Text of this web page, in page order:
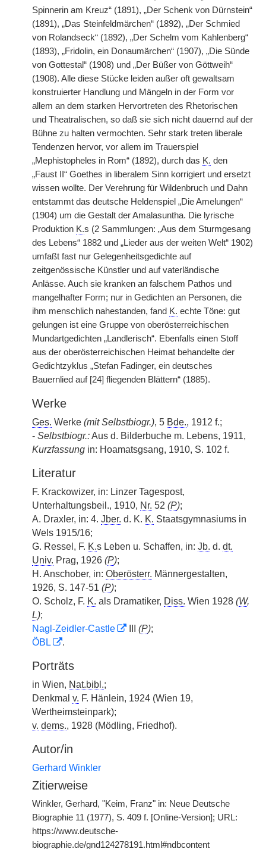
Spinnerin am Kreuz“ (1891), „Der Schenk von Dürnstein“
(1891), „Das Steinfeldmärchen“ (1892), „Der Schmied
von Rolandseck“ (1892), „Der Schelm vom Kahlenberg“
(1893), „Fridolin, ein Donaumärchen“ (1907), „Die Sünde
von Gottestal“ (1908) und „Der Büßer von Göttweih“
(1908). Alle diese Stücke leiden außer oft gewaltsam
konstruierter Handlung und Mängeln in der Form vor
allem an dem starken Hervortreten des Rhetorischen
und Theatralischen, so daß sie sich nicht dauernd auf der
Bühne zu halten vermochten. Sehr stark treten liberale
Tendenzen hervor, vor allem im Trauerspiel
„Mephistopheles in Rom“ (1892), durch das K. den
„Faust II“ Goethes in liberalem Sinn korrigiert und ersetzt
wissen wollte. Der Verehrung für Wildenbruch und Dahn
entstammt das deutsche Heldenspiel „Die Amelungen“
(1904) um die Gestalt der Amalasuntha. Die lyrische
Produktion K.s (2 Sammlungen: „Aus dem Sturmgesang
des Lebens“ 1882 und „Lieder aus der weiten Welt“ 1902)
umfaßt fast nur Gelegenheitsgedichte auf
zeitgenössische Künstler und auf vaterländische
Anlässe. Auch sie kranken an falschem Pathos und
mangelhafter Form; nur in Gedichten an Personen, die
ihm menschlich nahestanden, fand K. echte Töne: gut
gelungen ist eine Gruppe von oberösterreichischen
Mundartgedichten „Landlerisch“. Ebenfalls einen Stoff
aus der oberösterreichischen Heimat behandelte der
Gedichtzyklus „Stefan Fadinger, ein deutsches
Bauernlied auf [24] fliegenden Blättern“ (1885).
Werke
Ges. Werke (mit Selbstbiogr.), 5 Bde., 1912 f.;
- Selbstbiogr.:Aus d. Bilderbuche m. Lebens, 1911,
Kurzfassung in: Hoamatsgsang, 1910, S. 102 f.
Literatur
F. Krackowizer, in: Linzer Tagespost,
Unterhaltungsbeil., 1910, Nr. 52 (P);
A. Draxler, in: 4. Jber. d. K. K. Staatsgymnasiums in
Wels 1915/16;
G. Ressel, F. K.s Leben u. Schaffen, in: Jb. d. dt.
Univ. Prag, 1926 (P);
H. Anschober, in: Oberösterr. Männergestalten,
1926, S. 147-51 (P);
O. Scholz, F. K. als Dramatiker, Diss. Wien 1928 (W,
L);
Nagl-Zeidler-Castle
(P);
ÖBL
.
Porträts
in Wien, Nat.bibl.;
Denkmal v. F. Hänlein, 1924 (Wien 19,
Wertheimsteinpark);
v. dems., 1928 (Mödling, Friedhof).
Autor/in
Gerhard Winkler
Zitierweise
Winkler, Gerhard, "Keim, Franz" in: Neue Deutsche
Biographie 11 (1977), S. 409 f. [Online-Version]; URL:
https://www.deutsche-
biographie.de/gnd124278191.html#ndbcontent